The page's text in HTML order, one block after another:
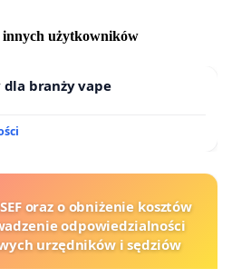
innych użytkowników
dla branży vape
oraz o obniżenie kosztów
odpowiedzialności
urzędników i sędziów